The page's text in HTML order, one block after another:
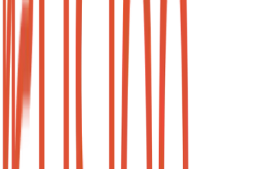
Apenas R$ 25/hora
Total de 16 horas mensais
Sua sala garantida sempre
Previsibilidade total
Nome na porta (opcional)
Garantir Turno
Diária (10h)